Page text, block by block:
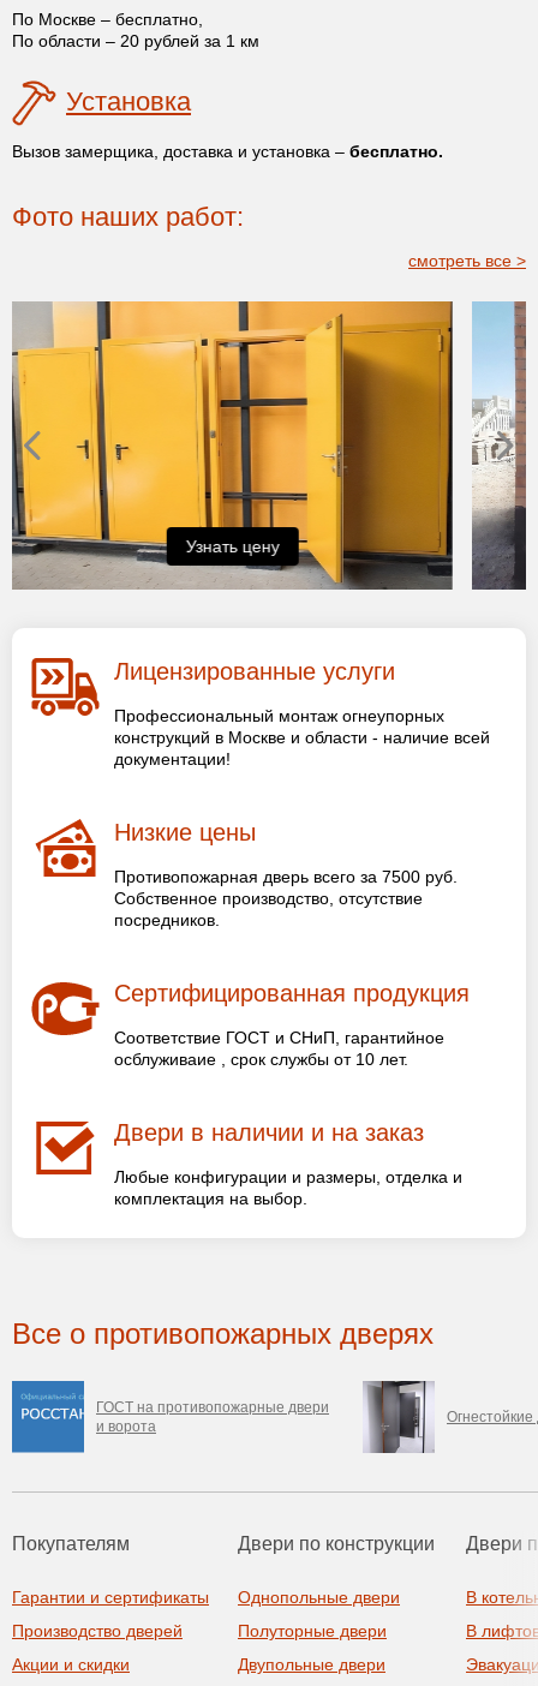
По Москве – бесплатно,
По области – 20 рублей за 1 км
Установка
Вызов замерщика, доставка и установка – бесплатно.
Фото наших работ:
смотреть все >
Узнать цену
Лицензированные услуги
Профессиональный монтаж огнеупорных
конструкций в Москве и области - наличие всей
документации!
Низкие цены
Противопожарная дверь всего за 7500 руб.
Собственное производство, отсутствие
посредников.
Сертифицированная продукция
Соответствие ГОСТ и СНиП, гарантийное
осблуживаие , срок службы от 10 лет.
Двери в наличии и на заказ
Любые конфигурации и размеры, отделка и
комплектация на выбор.
Все о противопожарных дверях
ГОСТ на противопожарные двери
и ворота
Огнестойкие
Покупателям
Гарантии и сертификаты
Производство дверей
Акции и скидки
Двери по конструкции
Однопольные двери
Полуторные двери
Двупольные двери
Двери
В
В